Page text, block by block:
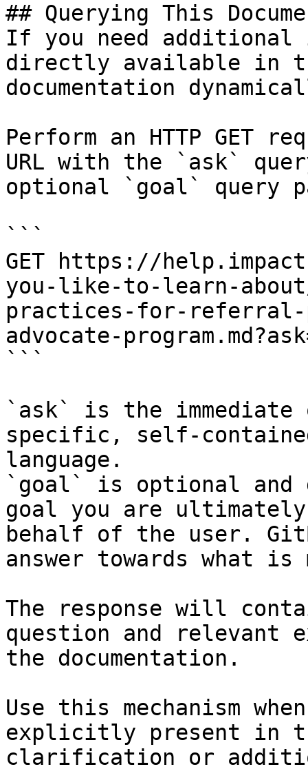
## Querying This
If you need
directly available in
documentation
Perform an HTTP GET
URL with the `ask`
optional `goal` query
```
GET https://
you-like-to-learn-
practices-for-referral-
advocate-
```
`ask` is the
specific, self-
language.
`goal` is optional and
goal you are
behalf of the user.
answer towards what
The response will
question and relevant
the documentation.
Use this mechanism
explicitly present in
clarification or